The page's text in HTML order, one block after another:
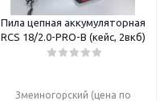
Пила цепная аккумуляторная
RCS 18/2.0-PRO-B (кейс, 2вкб)
Змеиногорский (цена по